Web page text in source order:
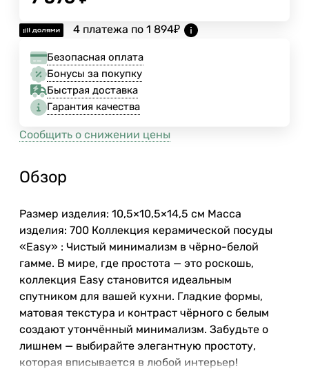
4 платежа по 1 894₽
Безопасная оплата
Бонусы за покупку
Быстрая доставка
Гарантия качества
Сообщить о снижении цены
Обзор
Размер изделия: 10,5×10,5×14,5 см Масса
изделия: 700 Коллекция керамической посуды
«Easy» : Чистый минимализм в чёрно-белой
гамме. В мире, где простота — это роскошь,
коллекция Easy становится идеальным
спутником для вашей кухни. Гладкие формы,
матовая текстура и контраст чёрного с белым
создают утончённый минимализм. Забудьте о
лишнем — выбирайте элегантную простоту,
которая вписывается в любой интерьер!